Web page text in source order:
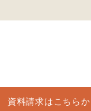
資料請求はこちらか